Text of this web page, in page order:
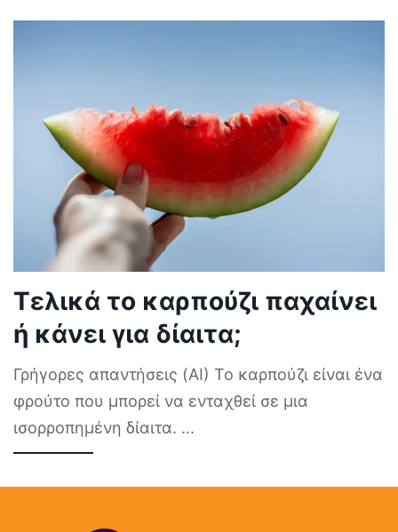
Τελικά το καρπούζι παχαίνει
ή κάνει για δίαιτα;
Γρήγορες απαντήσεις (AI) Το καρπούζι είναι ένα
φρούτο που μπορεί να ενταχθεί σε μια
ισορροπημένη δίαιτα. ...